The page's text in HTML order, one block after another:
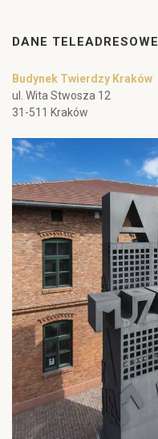
DANE TELEADRESOWE
Budynek Twierdzy Kraków
ul. Wita Stwosza 12
31-511 Kraków